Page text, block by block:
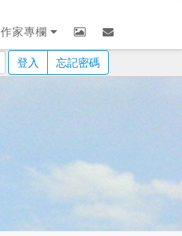
作家專欄
登入 忘記密碼